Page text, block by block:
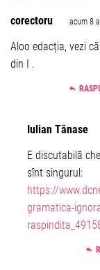
corectoru acum 8
Aloo edacția, vezi
din I .
Iulian Tănase
E discutabilă
sînt singurul:
https://
gramatica-